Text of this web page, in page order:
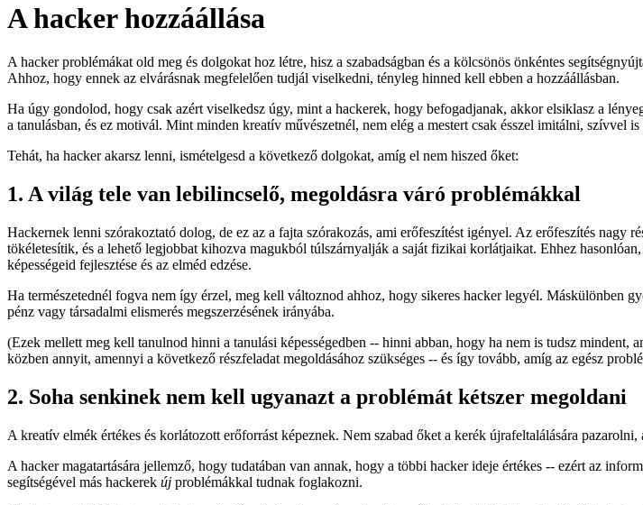
A hacker hozzáállása
A hacker problémákat old meg és dolgokat hoz létre, hisz a szabadságban és a kölcsönös önkéntes
Ahhoz, hogy ennek az elvárásnak megfelelően tudjál viselkedni, tényleg hinned kell ebben a hozzáállásban.
Ha úgy gondolod, hogy csak azért viselkedsz úgy, mint a hackerek, hogy befogadjanak, akkor elsiklasz a
a tanulásban, és ez motivál. Mint minden kreatív művészetnél, nem elég a mestert csak ésszel imitálni, szívvel
Tehát, ha hacker akarsz lenni, ismételgesd a következő dolgokat, amíg el nem hiszed őket:
1. A világ tele van lebilincselő, megoldásra váró problémákkal
Hackernek lenni szórakoztató dolog, de ez az a fajta szórakozás, ami erőfeszítést igényel. Az erőfeszítés
tökéletesítik, és a lehető legjobbat kihozva magukból túlszárnyalják a saját fizikai korlátjaikat. Ehhez
képességeid fejlesztése és az elméd edzése.
Ha természetednél fogva nem így érzel, meg kell változnod ahhoz, hogy sikeres hacker legyél. Máskülönben
pénz vagy társadalmi elismerés megszerzésének irányába.
(Ezek mellett meg kell tanulnod hinni a tanulási képességedben -- hinni abban, hogy ha nem is tudsz mindent,
közben annyit, amennyi a következő részfeladat megoldásához szükséges -- és így tovább, amíg az egész
2. Soha senkinek nem kell ugyanazt a problémát kétszer megoldani
A kreatív elmék értékes és korlátozott erőforrást képeznek. Nem szabad őket a kerék újrafeltalálására
A hacker magatartására jellemző, hogy tudatában van annak, hogy a többi hacker ideje értékes -- ezért az
segítségével más hackerek új problémákkal tudnak foglakozni.